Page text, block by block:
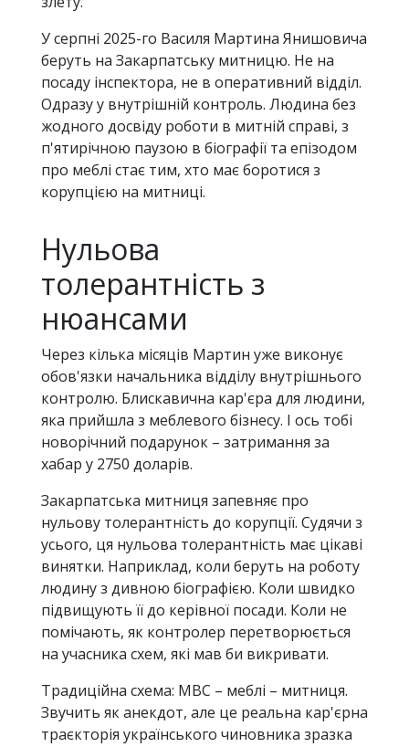
У серпні 2025-го Василя Мартина Янишовича
беруть на Закарпатську митницю. Не на
посаду інспектора, не в оперативний відділ.
Одразу у внутрішній контроль. Людина без
жодного досвіду роботи в митній справі, з
п'ятирічною паузою в біографії та епізодом
про меблі стає тим, хто має боротися з
корупцією на митниці.
Нульова
толерантність з
нюансами
Через кілька місяців Мартин уже виконує
обов'язки начальника відділу внутрішнього
контролю. Блискавична кар'єра для людини,
яка прийшла з меблевого бізнесу. І ось тобі
новорічний подарунок – затримання за
хабар у 2750 доларів.
Закарпатська митниця запевняє про
нульову толерантність до корупції. Судячи з
усього, ця нульова толерантність має цікаві
винятки. Наприклад, коли беруть на роботу
людину з дивною біографією. Коли швидко
підвищують її до керівної посади. Коли не
помічають, як контролер перетворюється
на учасника схем, які мав би викривати.
Традиційна схема: МВС – меблі – митниця.
Звучить як анекдот, але це реальна кар'єрна
траєкторія українського чиновника зразка